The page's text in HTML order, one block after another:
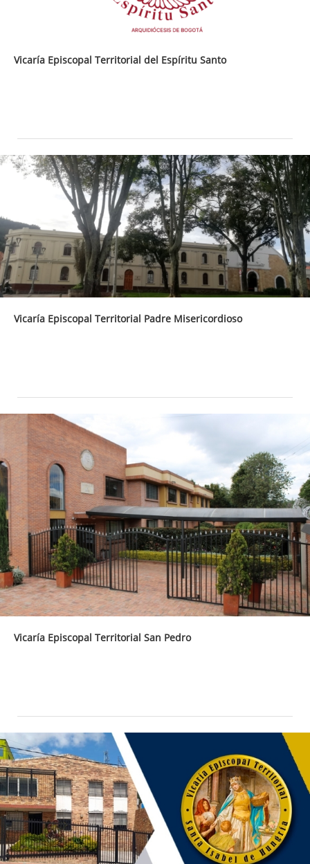
Vicaría Episcopal Territorial del Espíritu Santo
Vicaría Episcopal Territorial Padre Misericordioso
Vicaría Episcopal Territorial San Pedro